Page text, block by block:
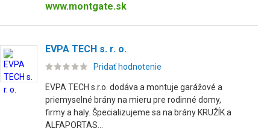
www.montgate.sk
EVPA TECH s. r. o.
Pridať hodnotenie
EVPA TECH s.r.o. dodáva a montuje garážové a
priemyselné brány na mieru pre rodinné domy,
firmy a haly. Špecializujeme sa na brány KRUŽÍK a
ALFAPORTAS...